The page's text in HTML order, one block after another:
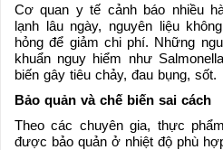
Cơ quan y tế cảnh báo nhiều
lạnh lâu ngày, nguyên liệu
hỏng để giảm chi phí. Những
khuẩn nguy hiểm như
biến gây tiêu chảy, đau bụng, sốt.
Bảo quản và chế biến sai cách
Theo các chuyên gia, thực
được bảo quản ở nhiệt độ phù